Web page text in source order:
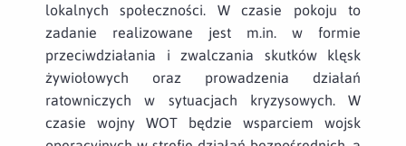
lokalnych społeczności. W czasie pokoju to
zadanie realizowane jest m.in. w formie
przeciwdziałania i zwalczania skutków klęsk
żywiołowych oraz prowadzenia działań
ratowniczych w sytuacjach kryzysowych. W
czasie wojny WOT będzie wsparciem wojsk